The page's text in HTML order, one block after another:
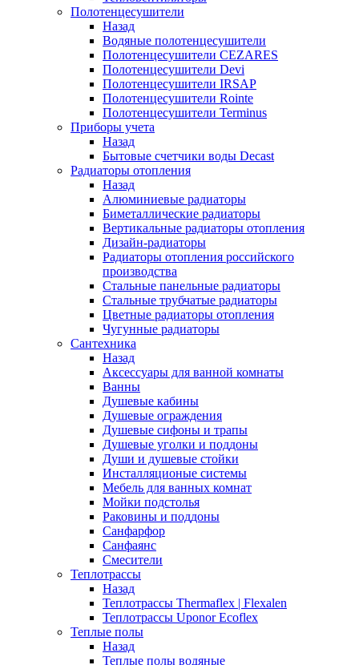
Полотенцесушители
Назад
Водяные полотенцесушители
Полотенцесушители CEZARES
Полотенцесушители Devi
Полотенцесушители IRSAP
Полотенцесушители Rointe
Полотенцесушители Terminus
Приборы учета
Назад
Бытовые счетчики воды Decast
Радиаторы отопления
Назад
Алюминиевые радиаторы
Биметаллические радиаторы
Вертикальные радиаторы отопления
Дизайн-радиаторы
Радиаторы отопления российского
производства
Стальные панельные радиаторы
Стальные трубчатые радиаторы
Цветные радиаторы отопления
Чугунные радиаторы
Сантехника
Назад
Аксессуары для ванной комнаты
Ванны
Душевые кабины
Душевые ограждения
Душевые сифоны и трапы
Душевые уголки и поддоны
Души и душевые стойки
Инсталляционые системы
Мебель для ванных комнат
Мойки подстолья
Раковины и поддоны
Санфарфор
Санфаянс
Смесители
Теплотрассы
Назад
Теплотрассы Thermaflex | Flexalen
Теплотрассы Uponor Ecoflex
Теплые полы
Назад
Теплые полы водяные